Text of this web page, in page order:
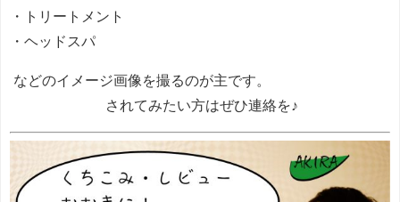
・トリートメント
・ヘッドスパ
などのイメージ画像を撮るのが主です。
されてみたい方はぜひ連絡を♪